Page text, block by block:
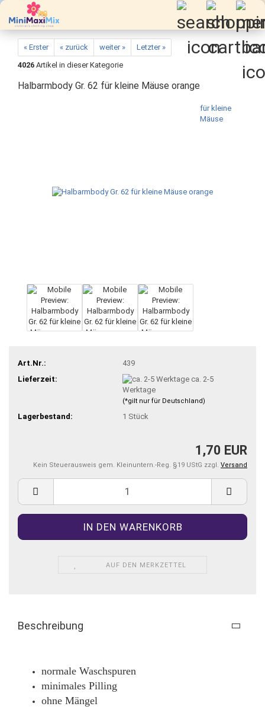
« Erster « zurück weiter »
Letzter »
4026 Artikel in dieser Kategorie
Halbarmbody Gr. 62 für kleine Mäuse orange
für kleine
Mäuse
Art.Nr.:
439
Lieferzeit:
ca. 2-5
Werktage
(*gilt nur für Deutschland)
Lagerbestand: 1 Stück
1,70 EUR
Kein Steuerausweis gem. Kleinuntern.-Reg. §19 UStG zzgl. Versand
AUF DEN MERKZETTEL
Beschreibung
normale Waschspuren
minimales Pilling
ohne Mängel